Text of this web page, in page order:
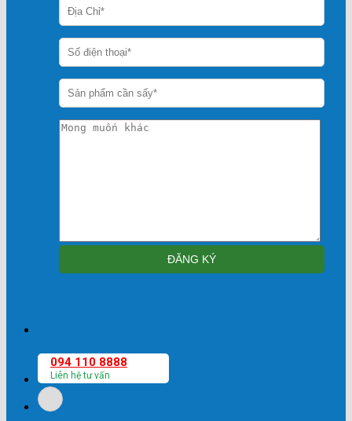
094 110 8888
Liên hệ tư vấn